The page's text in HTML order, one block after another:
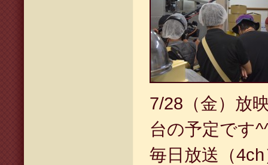
7/28（金）放
台の予定です
毎日放送（